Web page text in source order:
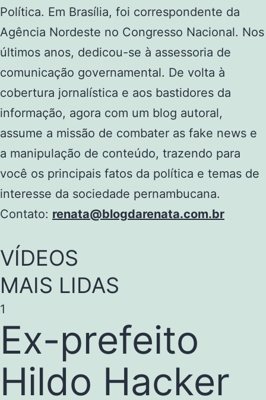
Política. Em Brasília, foi correspondente da
Agência Nordeste no Congresso Nacional. Nos
últimos anos, dedicou-se à assessoria de
comunicação governamental. De volta à
cobertura jornalística e aos bastidores da
informação, agora com um blog autoral,
assume a missão de combater as fake news e
a manipulação de conteúdo, trazendo para
você os principais fatos da política e temas de
interesse da sociedade pernambucana.
Contato: renata@blogdarenata.com.br
VÍDEOS
MAIS LIDAS
1
Ex-prefeito
Hildo Hacker